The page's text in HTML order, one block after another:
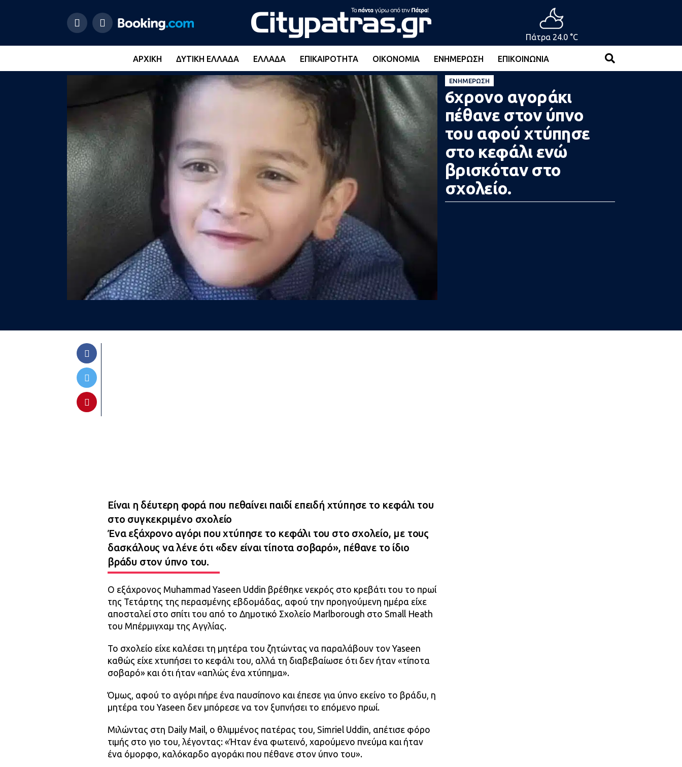
Πάτρα 24.0 °C
ΑΡΧΙΚΉ ΔΥΤΙΚΉ ΕΛΛΆΔΑ ΕΛΛΆΔΑ ΕΠΙΚΑΙΡΌΤΗΤΑ ΟΙΚΟΝΟΜΊΑ ΕΝΗΜΈΡΩΣΗ ΕΠΙΚΟΙΝΩΝΊΑ
ΕΝΗΜΈΡΩΣΗ
6χρονο αγοράκι
πέθανε στον ύπνο
του αφού χτύπησε
στο κεφάλι ενώ
βρισκόταν στο
σχολείο.
Είναι η δέυτερη φορά που πεθαίνει παιδί επειδή χτύπησε το κεφάλι του
στο συγκεκριμένο σχολείο
Ένα εξάχρονο αγόρι που χτύπησε το κεφάλι του στο σχολείο, με τους
δασκάλους να λένε ότι «δεν είναι τίποτα σοβαρό», πέθανε το ίδιο
βράδυ στον ύπνο του.
Ο εξάχρονος Muhammad Yaseen Uddin βρέθηκε νεκρός στο κρεβάτι του το πρωί
της Τετάρτης της περασμένης εβδομάδας, αφού την προηγούμενη ημέρα είχε
αποσταλεί στο σπίτι του από το Δημοτικό Σχολείο Marlborough στο Small Heath
του Μπέρμιγχαμ της Αγγλίας.
Το σχολείο είχε καλέσει τη μητέρα του ζητώντας να παραλάβουν τον Yaseen
καθώς είχε χτυπήσει το κεφάλι του, αλλά τη διαβεβαίωσε ότι δεν ήταν «τίποτα
σοβαρό» και ότι ήταν «απλώς ένα χτύπημα».
Όμως, αφού το αγόρι πήρε ένα παυσίπονο και έπεσε για ύπνο εκείνο το βράδυ, η
μητέρα του Yaseen δεν μπόρεσε να τον ξυπνήσει το επόμενο πρωί.
Μιλώντας στη Daily Mail, ο θλιμμένος πατέρας του, Simriel Uddin, απέτισε φόρο
τιμής στο γιο του, λέγοντας: «Ήταν ένα φωτεινό, χαρούμενο πνεύμα και ήταν
ένα όμορφο, καλόκαρδο αγοράκι που πέθανε στον ύπνο του».